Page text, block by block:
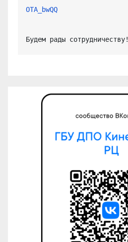
OTA_bwQQ
Будем рады сотрудничеству!